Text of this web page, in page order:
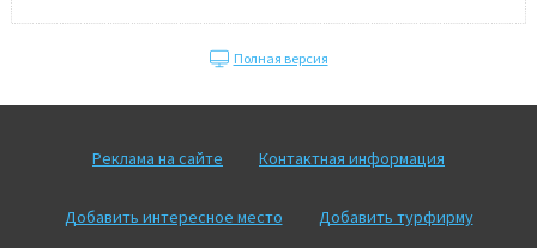
Полная версия
Реклама на сайте Контактная информация
Добавить интересное место Добавить турфирму